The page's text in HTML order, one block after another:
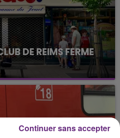
DE REIMS FERME
du centre-ville
est contraint de
Continuer sans accepter